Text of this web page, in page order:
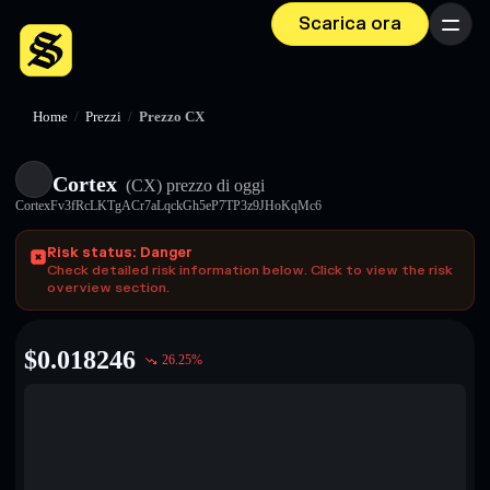
Scarica ora Menu
Home / Prezzi / Prezzo CX
Cortex (CX) prezzo di oggi
CortexFv3fRcLKTgACr7aLqckGh5eP7TP3z9JHoKqMc6
Risk status: Danger
Check detailed risk information below. Click to view the risk
overview section.
$0.018246 26.25%